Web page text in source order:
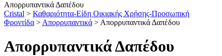
Απορρυπαντικά Δαπέδου
Cristal > Καθαριότητα-Είδη Οικιακής Χρήσης-Προσωπική
Φροντίδα > Απορρυπαντικά > Απορρυπαντικά Δαπέδου
Απορρυπαντικά Δαπέδου